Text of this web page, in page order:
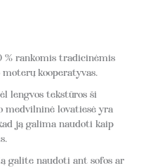
% rankomis tradicinėmis
kooperatyvas.
lengvos tekstūros ši
medvilninė lovatiesė yra
ją galima naudoti kaip
galite naudoti ant sofos ar